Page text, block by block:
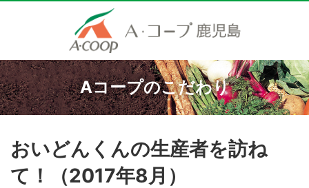
Aコープのこだわり
おいどんくんの生産者を訪ね
て！（2017年8月）